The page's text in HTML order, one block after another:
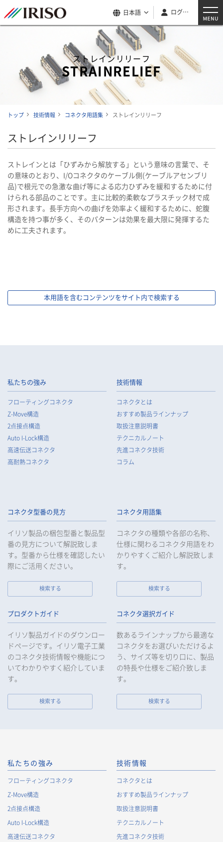
日本語 ログイン
ストレインリリーフ
STRAINRELIEF
トップ 技術情報 コネクタ用語集 ストレインリリーフ
ストレインリリーフ
ストレインとは「ひずみから解放する」という意味の言葉で、そ
の意味のとおり、I/Oコネクタのケーブル側(ケーブルアセンブリ
品)で根元での急激な曲げ等による応力ひずみを緩和するために付
けられる部品のことです。主に比較的柔軟なプラスチック材で成
形されます。長手方向への曲げを効率よく緩和するために、蛇腹
構造を持つ事が多く、そのパターンは効果を最大限に発揮するた
めに工夫されます。
本用語を含むコンテンツをサイト内で検索する
私たちの強み
フローティングコネクタ
Z-Move構造
2点接点構造
Auto I-Lock構造
高速伝送コネクタ
高耐熱コネクタ
技術情報
コネクタとは
おすすめ製品ラインナップ
取扱注意説明書
テクニカルノート
先進コネクタ技術
コラム
コネクタ型番の見方
イリソ製品の梱包型番と製品型
番の見方について解説致しま
す。型番から仕様を確認したい
際にご活用ください。
検索する
コネクタ用語集
コネクタの種類や各部の名称、
仕様に関わるコネクタ用語をわ
かりやすくご紹介し解説致しま
す。
検索する
プロダクトガイド
イリソ製品ガイドのダウンロー
ドページです。イリソ電子工業
のコネクタ技術情報や機能につ
いてわかりやすく紹介していま
す。
検索する
コネクタ選択ガイド
数あるラインナップから最適な
コネクタをお選びいただけるよ
う、サイズ等を切り口に、製品
の特長や仕様をご紹介致しま
す。
検索する
私たちの強み
フローティングコネクタ
Z-Move構造
2点接点構造
Auto I-Lock構造
高速伝送コネクタ
技術情報
コネクタとは
おすすめ製品ラインナップ
取扱注意説明書
テクニカルノート
先進コネクタ技術